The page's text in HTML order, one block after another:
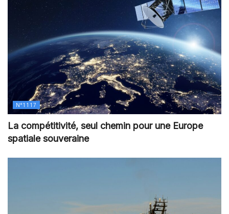
N°1117
La compétitivité, seul chemin pour une Europe
spatiale souveraine